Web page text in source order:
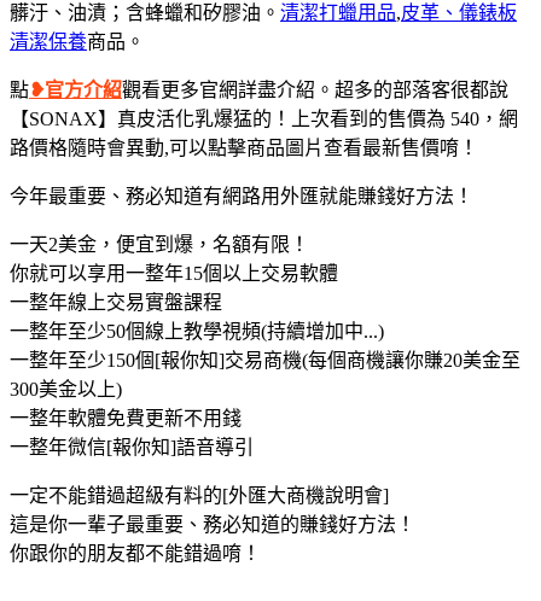
髒汙、油漬；含蜂蠟和矽膠油。 清潔打蠟用品,皮革、儀錶板
清潔保養商品。
點❥官方介紹觀看更多官網詳盡介紹。超多的部落客很都說
【SONAX】真皮活化乳爆猛的！上次看到的售價為 540，網
路價格隨時會異動,可以點擊商品圖片查看最新售價唷！
今年最重要、務必知​道有網路用外匯就能賺錢好方法！
一天2美金，便宜到爆，名額有限！
你就可以享用一整年15個以上交易軟體
一整年線上交易實盤課程
一整年至少50個線上教學視頻(持續增加中...)
一整年至少150個[報你知]交易商機(每個商機讓你賺20美金至
300美金以上)
一整年軟體免費更新不用錢
一整年微信[報你知]語音導引
一定不能錯過超級有料的[外匯大商機說明會]
這是你一輩子最重要、務必知道的賺錢好方法！
你跟你的朋友都不能錯過唷！